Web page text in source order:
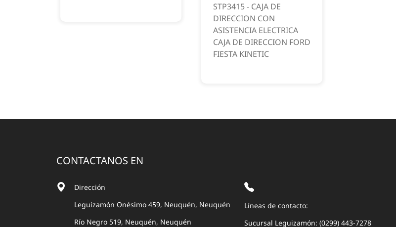
STP3415 - CAJA DE
DIRECCION CON
ASISTENCIA ELECTRICA
CAJA DE DIRECCION FORD
FIESTA KINETIC
CONTACTANOS EN
Dirección
Leguizamón Onésimo 459, Neuquén, Neuquén
Río Negro 519, Neuquén, Neuquén
Líneas de contacto:
Sucursal Leguizamón: (0299) 443-7278